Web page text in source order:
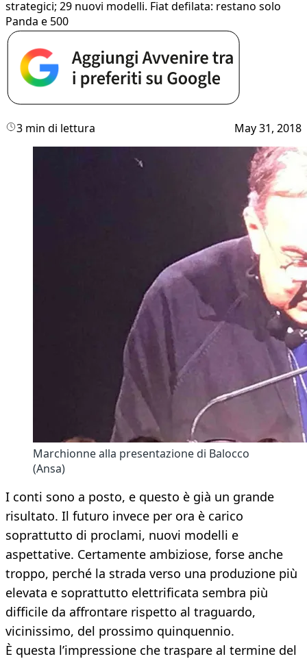
strategici; 29 nuovi modelli. Fiat defilata: restano solo
Panda e 500
3 min di lettura May 31, 2018
Marchionne alla presentazione di Balocco
(Ansa)
I conti sono a posto, e questo è già un grande
risultato. Il futuro invece per ora è carico
soprattutto di proclami, nuovi modelli e
aspettative. Certamente ambiziose, forse anche
troppo, perché la strada verso una produzione più
elevata e soprattutto elettrificata sembra più
difficile da affrontare rispetto al traguardo,
vicinissimo, del prossimo quinquennio.
È questa l’impressione che traspare al termine del